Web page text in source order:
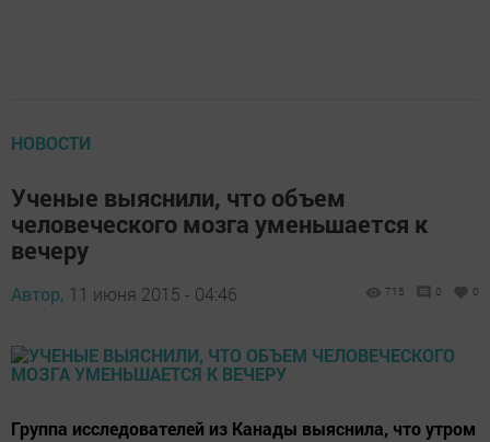
НОВОСТИ
Ученые выяснили, что объем
человеческого мозга уменьшается к
вечеру
Автор, 11 июня 2015 - 04:46 715 0 0
Группа исследователей из Канады выяснила, что утром